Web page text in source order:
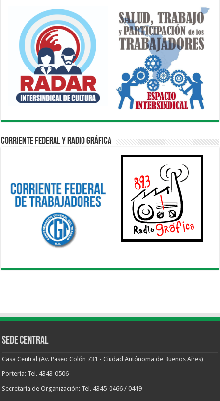
Corriente Federal y Radio Gráfica
Sede Central
Casa Central (Av. Paseo Colón 731 - Ciudad Autónoma de Buenos Aires)
Portería: Tel. 4343-0506
Secretaría de Organización: Tel. 4345-0466 / 0419